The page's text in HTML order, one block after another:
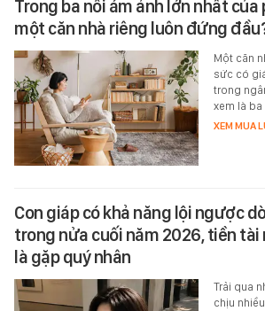
Trong ba nỗi ám ảnh lớn nhất của
một căn nhà riêng luôn đứng
Một căn
sức có
trong
xem là
XEM MUA
Con giáp có khả năng lội ngược
trong nửa cuối năm 2026, tiền tài
là gặp quý nhân
Trải qua
chịu